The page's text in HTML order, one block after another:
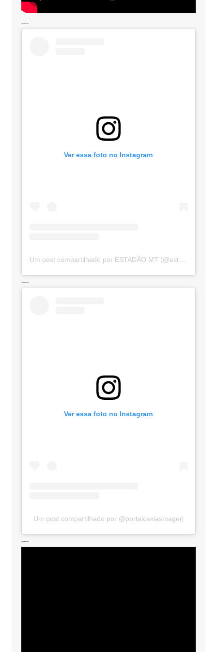
---
Ver essa foto no Instagram
Um post compartilhado por ESTADÃO MT (@estadaomt)
---
Ver essa foto no Instagram
Um post compartilhado por @portalcaxiasmagerj
---